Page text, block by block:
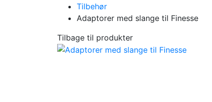
Tilbehør
Adaptorer med slange til Finesse
Tilbage til produkter